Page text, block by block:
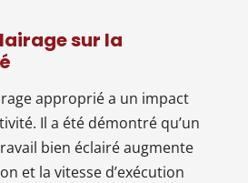
sur la
approprié a un impact
Il a été démontré qu’un
bien éclairé augmente
et la vitesse d’exécution